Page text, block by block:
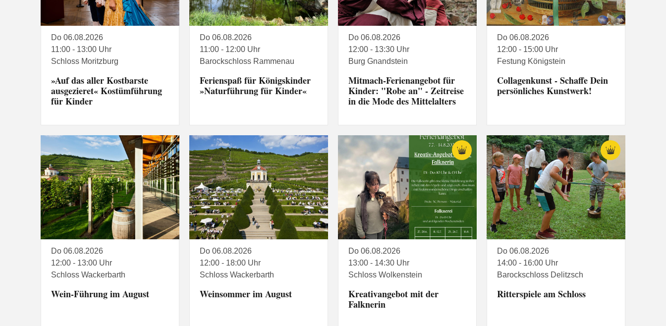
Do 06.08.2026
11:00 - 13:00 Uhr
Schloss Moritzburg
»Auf das aller Kostbarste
ausgezieret« Kostümführung
für Kinder
Do 06.08.2026
11:00 - 12:00 Uhr
Barockschloss Rammenau
Ferienspaß für Königskinder
»Naturführung für Kinder«
Do 06.08.2026
12:00 - 13:30 Uhr
Burg Gnandstein
Mitmach-Ferienangebot für
Kinder: "Robe an" - Zeitreise
in die Mode des Mittelalters
Do 06.08.2026
12:00 - 15:00 Uhr
Festung Königstein
Collagenkunst - Schaffe Dein
persönliches Kunstwerk!
Do 06.08.2026
12:00 - 13:00 Uhr
Schloss Wackerbarth
Wein-Führung im August
Do 06.08.2026
12:00 - 18:00 Uhr
Schloss Wackerbarth
Weinsommer im August
Do 06.08.2026
13:00 - 14:30 Uhr
Schloss Wolkenstein
Kreativangebot mit der
Falknerin
Do 06.08.2026
14:00 - 16:00 Uhr
Barockschloss Delitzsch
Ritterspiele am Schloss